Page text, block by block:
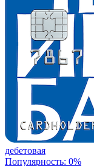
дебетовая
Популярность: 0%